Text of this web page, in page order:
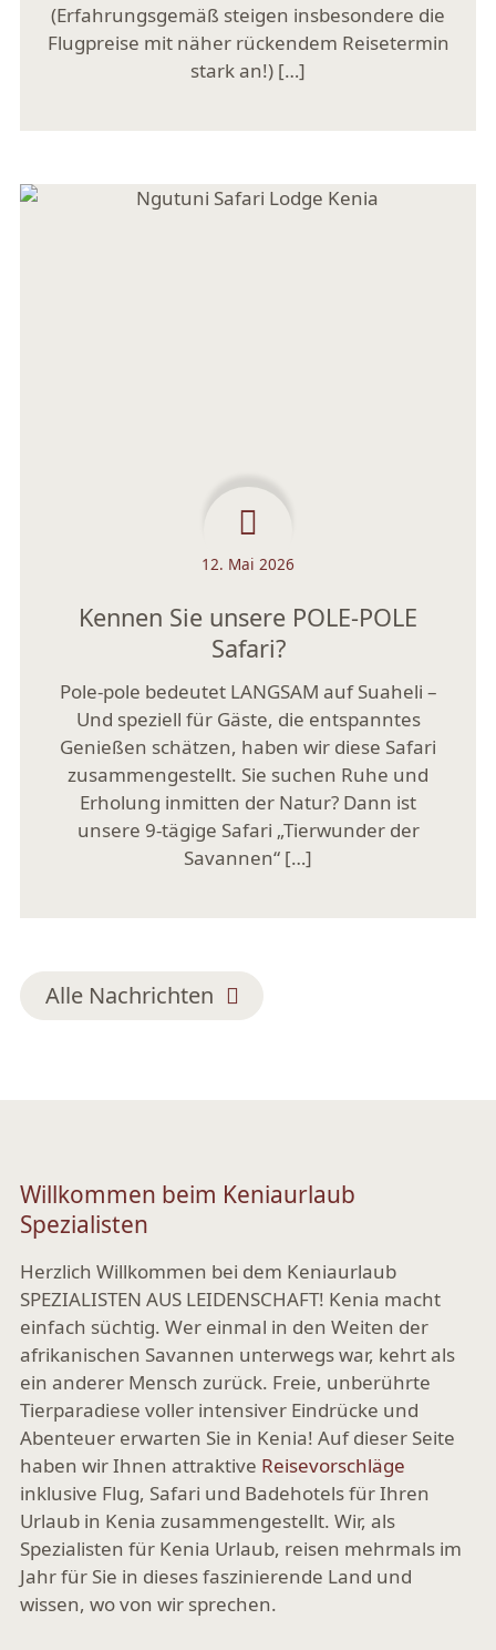
(Erfahrungsgemäß steigen insbesondere die
Flugpreise mit näher rückendem Reisetermin
stark an!) […]
12. Mai 2026
Kennen Sie unsere POLE-POLE
Safari?
Pole-pole bedeutet LANGSAM auf Suaheli –
Und speziell für Gäste, die entspanntes
Genießen schätzen, haben wir diese Safari
zusammengestellt. Sie suchen Ruhe und
Erholung inmitten der Natur? Dann ist
unsere 9-tägige Safari „Tierwunder der
Savannen“ […]
Alle Nachrichten
Willkommen beim Keniaurlaub
Spezialisten
Herzlich Willkommen bei dem Keniaurlaub
SPEZIALISTEN AUS LEIDENSCHAFT! Kenia macht
einfach süchtig. Wer einmal in den Weiten der
afrikanischen Savannen unterwegs war, kehrt als
ein anderer Mensch zurück. Freie, unberührte
Tierparadiese voller intensiver Eindrücke und
Abenteuer erwarten Sie in Kenia! Auf dieser Seite
haben wir Ihnen attraktive Reisevorschläge
inklusive Flug, Safari und Badehotels für Ihren
Urlaub in Kenia zusammengestellt. Wir, als
Spezialisten für Kenia Urlaub, reisen mehrmals im
Jahr für Sie in dieses faszinierende Land und
wissen, wo von wir sprechen.